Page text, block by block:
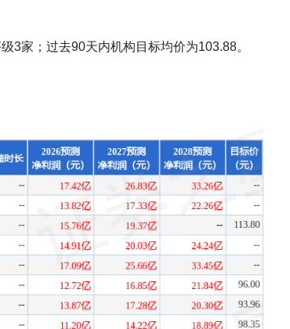
3家；过去90天内机构目标均价为103.88。